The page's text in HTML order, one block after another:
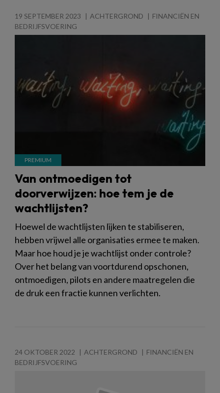
19 SEPTEMBER 2023 ACHTERGROND
FINANCIËN EN
BEDRIJFSVOERING
Van ontmoedigen tot
doorverwijzen: hoe tem je de
wachtlijsten?
Hoewel de wachtlijsten lijken te stabiliseren,
hebben vrijwel alle organisaties ermee te maken.
Maar hoe houd je je wachtlijst onder controle?
Over het belang van voortdurend opschonen,
ontmoedigen, pilots en andere maatregelen die
de druk een fractie kunnen verlichten.
24 OKTOBER 2022 ACHTERGROND
FINANCIËN EN
BEDRIJFSVOERING